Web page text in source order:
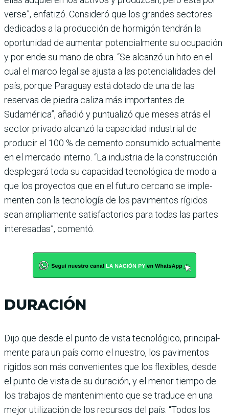
verse”, enfatizó. Consideró que los grandes sectores
dedicados a la producción de hormigón tendrán la
oportunidad de aumentar potencialmente su ocupación
y por ende su mano de obra. “Se alcanzó un hito en el
cual el marco legal se ajusta a las potencialidades del
país, porque Paraguay está dotado de una de las
reservas de pie­dra caliza más importantes de
Sudamérica”, añadió y pun­tualizó que meses atrás el
sec­tor privado alcanzó la capaci­dad industrial de
producir el 100 % de cemento consumido actualmente
en el mercado interno. “La industria de la construcción
desplegará toda su capacidad tecnológica de modo a
que los proyectos que en el futuro cercano se imple­
menten con la tecnología de los pavimentos rígidos
sean ampliamente satisfactorios para todas las partes
intere­sadas”, comentó.
DURACIÓN
Dijo que desde el punto de vista tecnológico, principal­
mente para un país como el nuestro, los pavimentos
rígi­dos son más convenientes que los flexibles, desde
el punto de vista de su duración, y el menor tiempo de
los trabajos de mantenimiento que se traduce en una
mejor utiliza­ción de los recursos del país. “Todos los